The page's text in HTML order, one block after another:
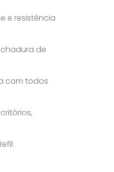
e resistência
de
com todos